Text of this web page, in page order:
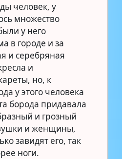
человек, у
множество
у него
в городе и за
и серебряная
и
но, к
у этого человека
борода придавала
и грозный
и женщины,
завидят его, так
ноги.